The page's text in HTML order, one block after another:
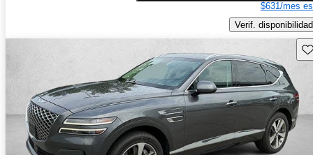
$631/mes
Verif. disponibilidad